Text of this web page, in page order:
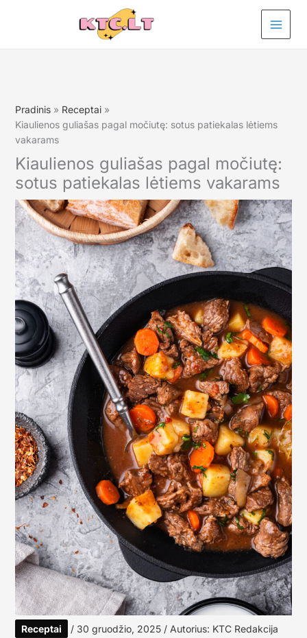
Pradinis
Receptai
Kiaulienos guliašas pagal močiutę: sotus patiekalas lėtiems
vakarams
Kiaulienos guliašas pagal močiutę:
sotus patiekalas lėtiems vakarams
Receptai / 30 gruodžio, 2025 / Autorius: KTC Redakcija